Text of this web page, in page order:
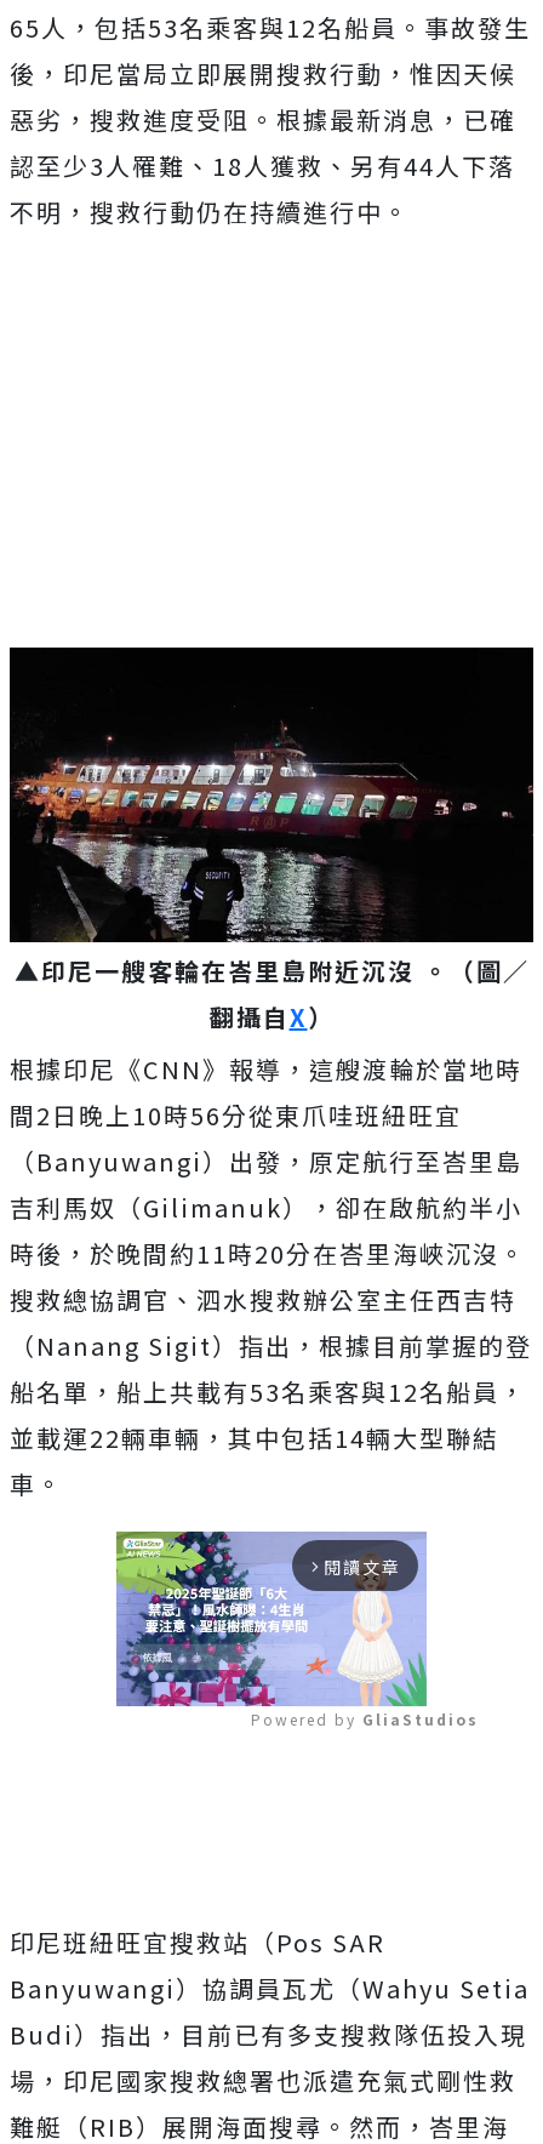
65人，包括53名乘客與12名船員。事故發生
後，印尼當局立即展開搜救行動，惟因天候
惡劣，搜救進度受阻。根據最新消息，已確
認至少3人罹難、18人獲救、另有44人下落
不明，搜救行動仍在持續進行中。
▲印尼一艘客輪在峇里島附近沉沒 。（圖／
翻攝自X）
根據印尼《CNN》報導，這艘渡輪於當地時
間2日 晚上10時56分從東爪哇班紐旺宜
（Banyuwangi）出發，原定航行至峇里島
吉利馬奴（Gilimanuk），卻在啟航約半小
時後，於晚間約11時20分在峇里海峽沉沒。
搜救總協調官、泗水搜救辦公室主任西吉特
（Nanang Sigit）指出，根據目前掌握的登
船名單，船上共載有53名乘客與12名船員，
並載運22輛車輛，其中包括14輛大型聯結
車。
arrow_forward_ios 閱讀文章
Powered by GliaStudios
印尼班紐旺宜搜救站（Pos SAR
Banyuwangi）協調員瓦尤（Wahyu Setia
Budi）指出，目前已有多支搜救隊伍投入現
場，印尼國家搜救總署也派遣充氣式剛性救
難艇（RIB）展開海面搜尋。然而，峇里海